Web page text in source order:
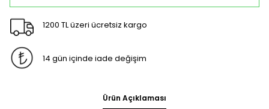
1200 TL üzeri ücretsiz kargo
14 gün içinde iade değişim
Ürün Açıklaması